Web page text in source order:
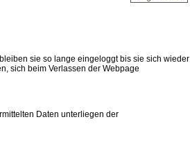
sie so lange eingeloggt bis sie sich wieder
sich beim Verlassen der Webpage
Daten unterliegen der